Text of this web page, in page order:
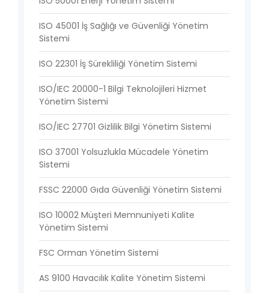
ISO 45001 İş Sağlığı ve Güvenliği Yönetim
Sistemi
ISO 22301 İş Sürekliliği Yönetim Sistemi
ISO/IEC 20000-1 Bilgi Teknolojileri Hizmet
Yönetim Sistemi
ISO/IEC 27701 Gizlilik Bilgi Yönetim Sistemi
ISO 37001 Yolsuzlukla Mücadele Yönetim
Sistemi
FSSC 22000 Gıda Güvenliği Yönetim Sistemi
ISO 10002 Müşteri Memnuniyeti Kalite
Yönetim Sistemi
FSC Orman Yönetim Sistemi
AS 9100 Havacılık Kalite Yönetim Sistemi